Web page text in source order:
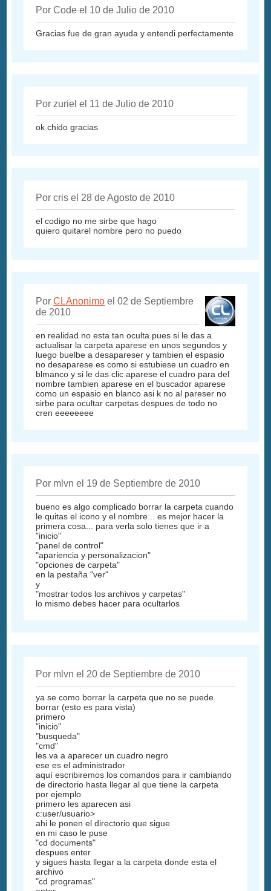
Por Code el 10 de Julio de 2010
Gracias fue de gran ayuda y entendi perfectamente
Por zuriel el 11 de Julio de 2010
ok chido gracias
Por cris el 28 de Agosto de 2010
el codigo no me sirbe que hago
quiero quitarel nombre pero no puedo
PorCLAnonimo el 02 de Septiembre
de 2010
en realidad no esta tan oculta pues si le das a
actualisar la carpeta aparese en unos segundos y
luego buelbe a desapareser y tambien el espasio
no desaparese es como si estubiese un cuadro en
blmanco y si le das clic aparese el cuadro para del
nombre tambien aparese en el buscador aparese
como un espasio en blanco asi k no al pareser no
sirbe para ocultar carpetas despues de todo no
cren eeeeeeee
Por mlvn el 19 de Septiembre de 2010
bueno es algo complicado borrar la carpeta cuando
le quitas el icono y el nombre... es mejor hacer la
primera cosa... para verla solo tienes que ir a
"inicio"
"panel de control"
"apariencia y personalizacion"
"opciones de carpeta"
en la pestaña "ver"
y
"mostrar todos los archivos y carpetas"
lo mismo debes hacer para ocultarlos
Por mlvn el 20 de Septiembre de 2010
ya se como borrar la carpeta que no se puede
borrar (esto es para vista)
primero
"inicio"
"busqueda"
"cmd"
les va a aparecer un cuadro negro
ese es el administrador
aquí escribiremos los comandos para ir cambiando
de directorio hasta llegar al que tiene la carpeta
por ejemplo
primero les aparecen asi
c:user/usuario>
ahi le ponen el directorio que sigue
en mi caso le puse
"cd documents"
despues enter
y sigues hasta llegar a la carpeta donde esta el
archivo
"cd programas"